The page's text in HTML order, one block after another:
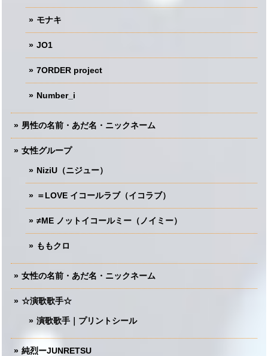
モナキ
JO1
7ORDER project
Number_i
男性の名前・あだ名・ニックネーム
女性グループ
NiziU（ニジュー）
＝LOVE イコールラブ（イコラブ）
≠ME ノットイコールミー（ノイミー）
ももクロ
女性の名前・あだ名・ニックネーム
☆演歌歌手☆
演歌歌手｜プリントシール
純烈ーJUNRETSU